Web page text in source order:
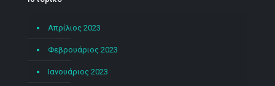
Απρίλιος 2023
Φεβρουάριος 2023
Ιανουάριος 2023